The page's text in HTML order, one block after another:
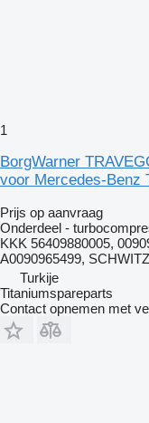
1
BorgWarner
voor Mercedes-Benz
Prijs op aanvraag
Onderdeel -
KKK 56409880005,
A0090965499,
Turkije
Titaniumspareparts
Contact opnemen met